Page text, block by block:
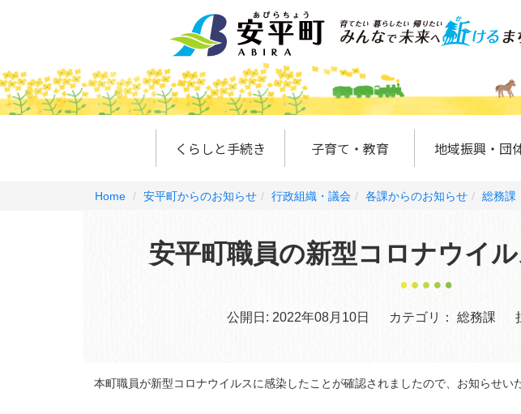
くらしと手続き 子育て・教育 地域振興・団
Home 安平町からのお知らせ 行政組織・議会 各課からのお知らせ 総務課
安平町職員の新型コロナウイ
公開日: 2022年08月10日 カテゴリ： 総務課
本町職員が新型コロナウイルスに感染したことが確認されましたので、お知らせい